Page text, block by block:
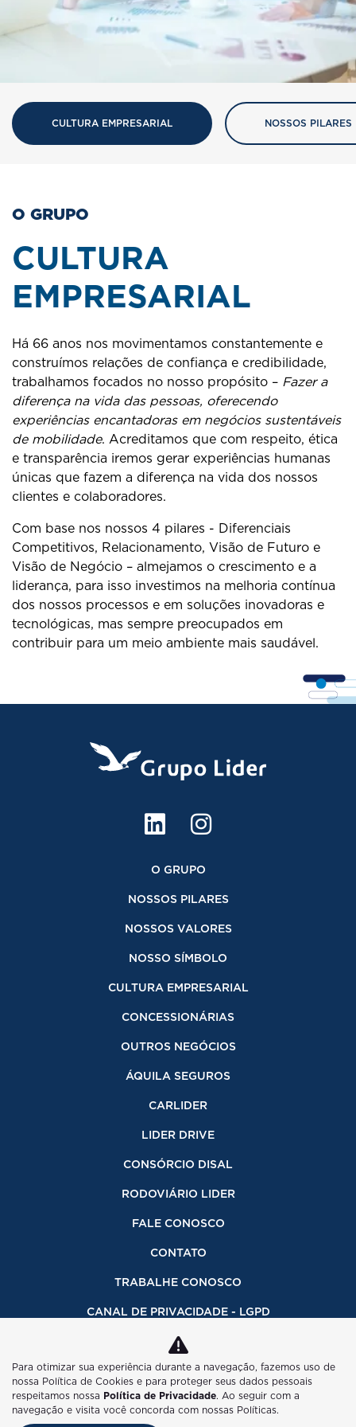
NOSSOS PILARES
CULTURA EMPRESARIAL
O GRUPO
CULTURA
EMPRESARIAL
Há 66 anos nos movimentamos constantemente e
construímos relações de confiança e credibilidade,
trabalhamos focados no nosso propósito – Fazer a
diferença na vida das pessoas, oferecendo
experiências encantadoras em negócios sustentáveis
de mobilidade. Acreditamos que com respeito, ética
e transparência iremos gerar experiências humanas
únicas que fazem a diferença na vida dos nossos
clientes e colaboradores.
Com base nos nossos 4 pilares - Diferenciais
Competitivos, Relacionamento, Visão de Futuro e
Visão de Negócio – almejamos o crescimento e a
liderança, para isso investimos na melhoria contínua
dos nossos processos e em soluções inovadoras e
tecnológicas, mas sempre preocupados em
contribuir para um meio ambiente mais saudável.
O GRUPO
NOSSOS PILARES
NOSSOS VALORES
NOSSO SÍMBOLO
CULTURA EMPRESARIAL
CONCESSIONÁRIAS
OUTROS NEGÓCIOS
ÁQUILA SEGUROS
CARLIDER
LIDER DRIVE
CONSÓRCIO DISAL
RODOVIÁRIO LIDER
FALE CONOSCO
CONTATO
TRABALHE CONOSCO
CANAL DE PRIVACIDADE - LGPD
INFORMAÇÕES FINANCEIRAS
CÓDIGO DE ÉTICA
CANAL DE DENÚNCIAS INTRANET ADDU
Para otimizar sua experiência durante a navegação, fazemos uso de
nossa Política de Cookies e para proteger seus dados pessoais
respeitamos nossa Política de Privacidade. Ao seguir com a
navegação e visita você concorda com nossas Políticas.